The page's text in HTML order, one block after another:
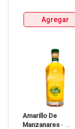
Agregar
Amarillo De
Manzanares -